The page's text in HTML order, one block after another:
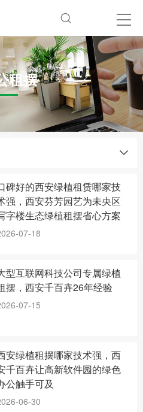
租摆
碑好的西安绿植租赁哪家技
强，西安芬芳园艺为未央区
字楼生态绿植租摆省心方案
07-18
型互联网科技公司专属绿植
摆，西安千百卉26年经验
07-15
安绿植租摆哪家技术强，西
千百卉让高新软件园的绿色
公触手可及
06-30